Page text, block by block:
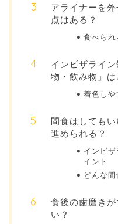
アライナーを
点はある？
食べられ
インビザライ
物・飲み物」
着色し
間食はしても
進められる？
インビ
イント
どんな
食後の歯磨き
い？